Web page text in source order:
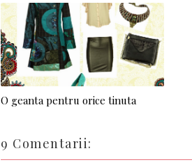
O geanta pentru orice tinuta
9 Comentarii: